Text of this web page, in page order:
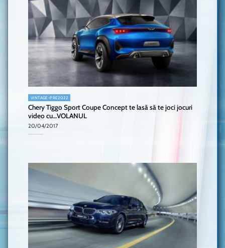
VINTAGE-PRE2022
Chery Tiggo Sport Coupe Concept te lasă să te joci jocuri
video cu…VOLANUL
20/04/2017